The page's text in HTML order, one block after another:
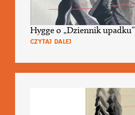
Hygge o „Dziennik upadku”
CZYTAJ DALEJ